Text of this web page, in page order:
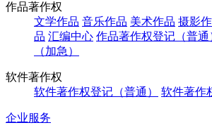
作品著作权
文学作品 音乐作品 美术作品 摄影
品 汇编中心 作品著作权登记（普通
（加急）
软件著作权
软件著作权登记（普通）
软件著作
企业服务